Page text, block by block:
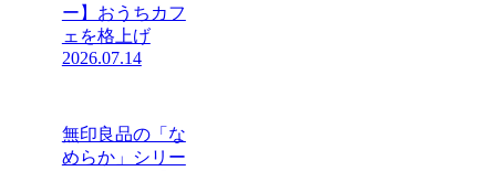
ー】おうちカフ
ェを格上げ
2026.07.14
無印良品の「な
めらか」シリー